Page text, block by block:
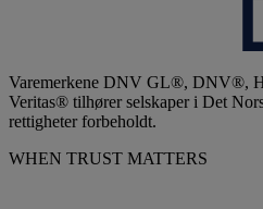
Varemerkene DNV GL®, DNV®,
Veritas® tilhører selskaper i Det
rettigheter forbeholdt.
WHEN TRUST MATTERS